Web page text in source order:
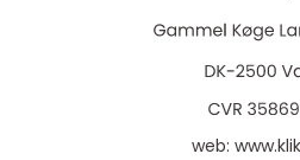
web: